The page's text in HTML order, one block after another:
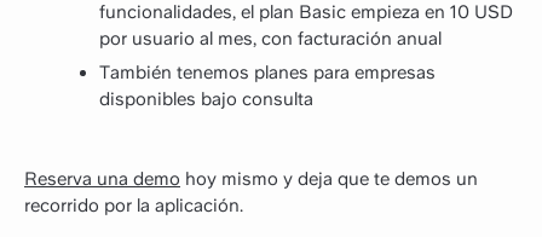
funcionalidades, el plan Basic empieza en 10 USD
por usuario al mes, con facturación anual
También tenemos planes para empresas
disponibles bajo consulta
Reserva una demo hoy mismo y deja que te demos un
recorrido por la aplicación.